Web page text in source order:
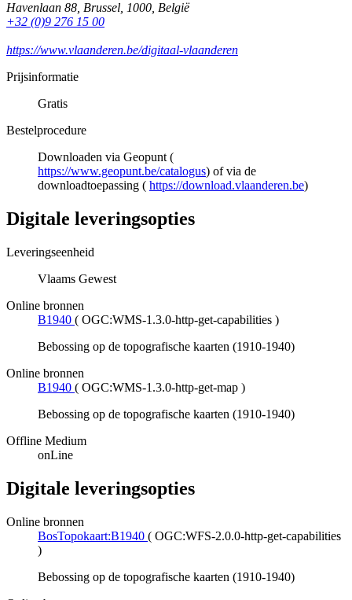
Havenlaan 88, Brussel, 1000, België
+32 (0)9 276 15 00
https://www.vlaanderen.be/digitaal-vlaanderen
Prijsinformatie
Gratis
Bestelprocedure
Downloaden via Geopunt (
https://www.geopunt.be/catalogus) of via de
downloadtoepassing ( https://download.vlaanderen.be)
Digitale leveringsopties
Leveringseenheid
Vlaams Gewest
Online bronnen
B1940 ( OGC:WMS-1.3.0-http-get-capabilities )
Bebossing op de topografische kaarten (1910-1940)
Online bronnen
B1940 ( OGC:WMS-1.3.0-http-get-map )
Bebossing op de topografische kaarten (1910-1940)
Offline Medium
onLine
Digitale leveringsopties
Online bronnen
BosTopokaart:B1940 ( OGC:WFS-2.0.0-http-get-capabilities
)
Bebossing op de topografische kaarten (1910-1940)